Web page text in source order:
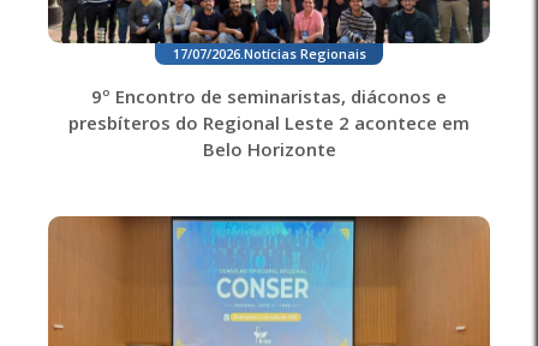
17/07/2026. Notícias Regionais
9º Encontro de seminaristas, diáconos e
presbíteros do Regional Leste 2 acontece em
Belo Horizonte